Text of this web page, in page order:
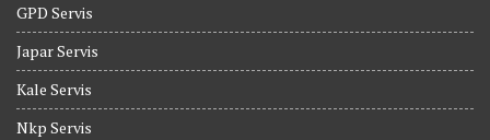
GPD Servis
Japar Servis
Kale Servis
Nkp Servis